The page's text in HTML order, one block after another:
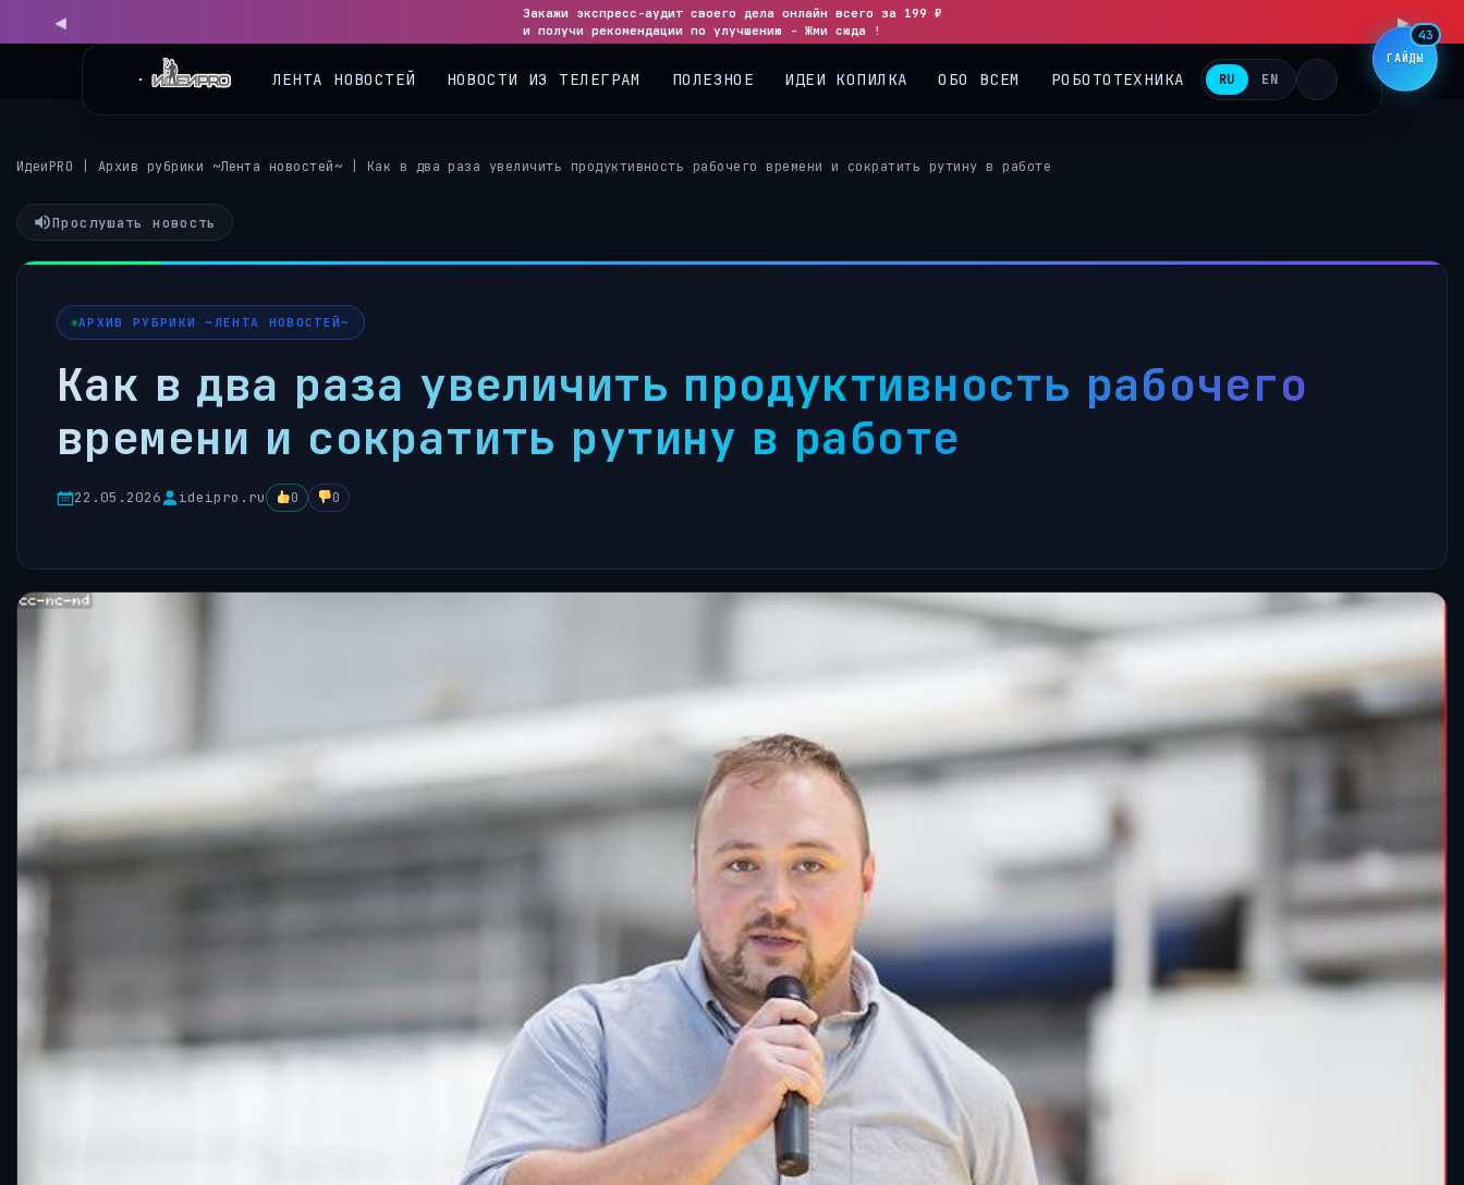
◀
Закажи экспресс-аудит своего дела онлайн всего за 199 ₽
и получи рекомендации по улучшению - Жми сюда !
▶
RU EN
ИдеиPRO Архив рубрики ~Лента новостей~ Как в два раза увеличить продуктивность рабочего времени и сократить рутину в работе
Прослушать новость
АРХИВ РУБРИКИ ~ЛЕНТА НОВОСТЕЙ~
Как в два раза увеличить продуктивность рабочего
времени и сократить рутину в работе
22.05.2026 ideipro.ru 0 0
ГАЙДЫ
43